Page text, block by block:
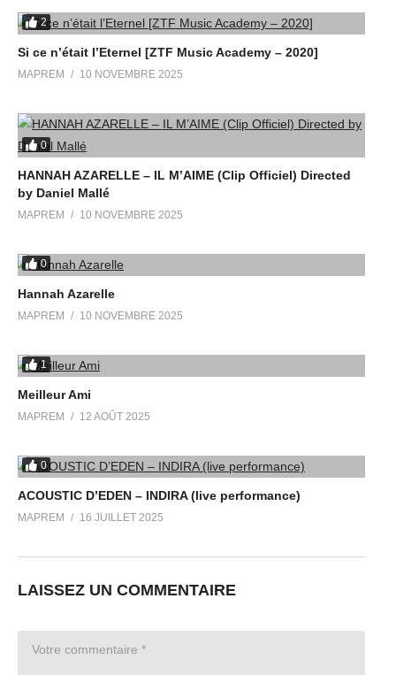
2
Si ce n’était l’Eternel [ZTF Music Academy – 2020]
MAPREM 10 NOVEMBRE 2025
0
HANNAH AZARELLE – IL M’AIME (Clip Officiel) Directed
by Daniel Mallé
MAPREM 10 NOVEMBRE 2025
0
Hannah Azarelle
MAPREM 10 NOVEMBRE 2025
1
Meilleur Ami
MAPREM 12 AOÛT 2025
0
ACOUSTIC D’EDEN – INDIRA (live performance)
MAPREM 16 JUILLET 2025
LAISSEZ UN COMMENTAIRE